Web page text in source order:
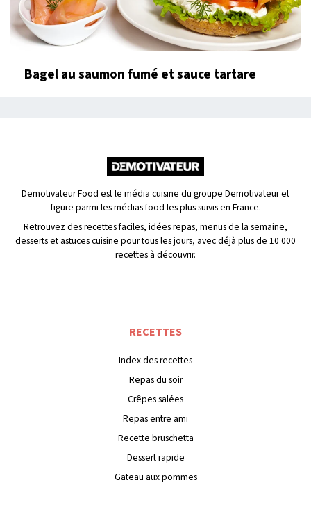
Bagel au saumon fumé et sauce tartare
Demotivateur Food est le média cuisine du groupe Demotivateur et
figure parmi les médias food les plus suivis en France.
Retrouvez des recettes faciles, idées repas, menus de la semaine,
desserts et astuces cuisine pour tous les jours, avec déjà plus de 10 000
recettes à découvrir.
RECETTES
Index des recettes
Repas du soir
Crêpes salées
Repas entre ami
Recette bruschetta
Dessert rapide
Gateau aux pommes